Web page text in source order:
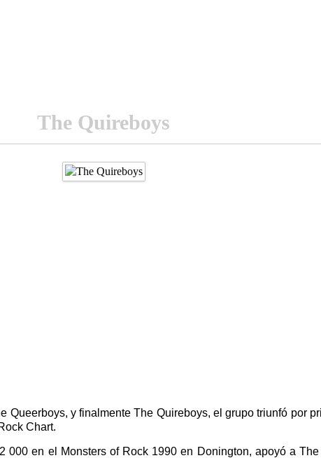
The Quireboys
y finalmente The Quireboys, el grupo triunfó por
Chart.
000 en el Monsters of Rock 1990 en Donington, apoyó a